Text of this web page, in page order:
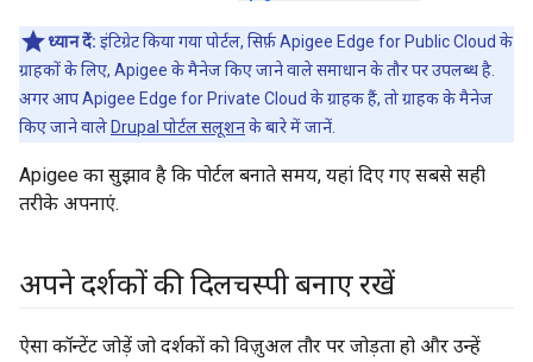
ध्यान दें: इंटिग्रेट किया गया पोर्टल, सिर्फ़ Apigee Edge for Public Cloud के
ग्राहकों के लिए, Apigee के मैनेज किए जाने वाले समाधान के तौर पर उपलब्ध है.
अगर आप Apigee Edge for Private Cloud के ग्राहक हैं, तो ग्राहक के मैनेज
किए जाने वाले Drupal पोर्टल सलूशनके बारे में जानें.
Apigee का सुझाव है कि पोर्टल बनाते समय, यहां दिए गए सबसे सही
तरीके अपनाएं.
अपने दर्शकों की दिलचस्पी बनाए रखें
ऐसा कॉन्टेंट जोड़ें जो दर्शकों को विज़ुअल तौर पर जोड़ता हो और उन्हें